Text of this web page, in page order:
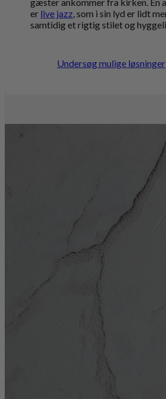
er live jazz, som i sin lyd er lidt
samtidig et rigtig stilet og
Undersøg mulige løsninger